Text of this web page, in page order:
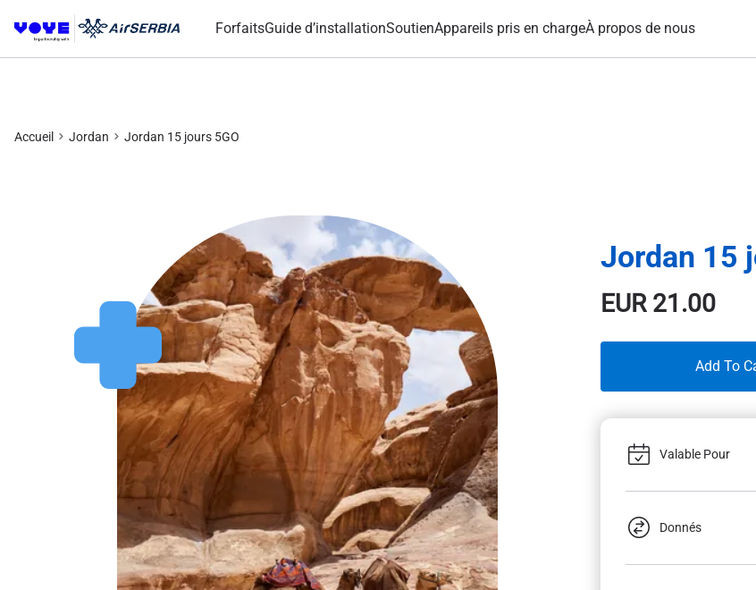
ForfaitsGuide d’installationSoutienAppareils pris en chargeÀ propos de nous
Accueil Jordan Jordan 15 jours 5GO
Jordan 15
EUR21.00
Add To
Valable Pour
Donnés